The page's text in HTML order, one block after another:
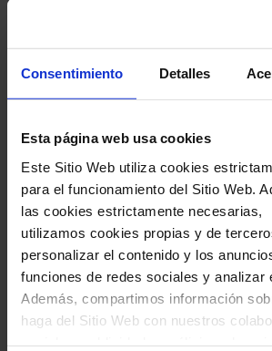
Consentimiento Detalles
Esta página web usa cookies
Este Sitio Web utiliza cookies
para el funcionamiento del Sitio Web.
las cookies estrictamente necesarias,
utilizamos cookies propias y de
personalizar el contenido y los
funciones de redes sociales y analizar
Además, compartimos información
haga del Sitio Web con nuestros
correspondiente al cicloPalau
Vals en Dode Diabelli, seguido
Variaciones Diabelli
Christian Jost, Brad Lubman,
Manoury, Max Richter, Rodion
Johannes Maria Staud, Tan Dun
Widmann, estrenadas en el
Viena y que se han convertido en
sus programas de gira por